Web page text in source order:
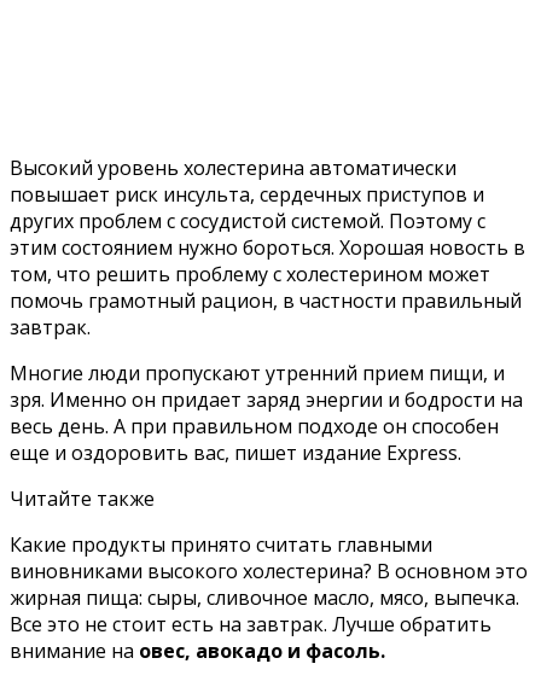
Высокий уровень холестерина автоматически
повышает риск инсульта, сердечных приступов и
других проблем с сосудистой системой. Поэтому с
этим состоянием нужно бороться. Хорошая новость в
том, что решить проблему с холестерином может
помочь грамотный рацион, в частности правильный
завтрак.
Многие люди пропускают утренний прием пищи, и
зря. Именно он придает заряд энергии и бодрости на
весь день. А при правильном подходе он способен
еще и оздоровить вас, пишет издание Express.
Читайте также
Какие продукты принято считать главными
виновниками высокого холестерина? В основном это
жирная пища: сыры, сливочное масло, мясо, выпечка.
Все это не стоит есть на завтрак. Лучше обратить
внимание на овес, авокадо и фасоль.